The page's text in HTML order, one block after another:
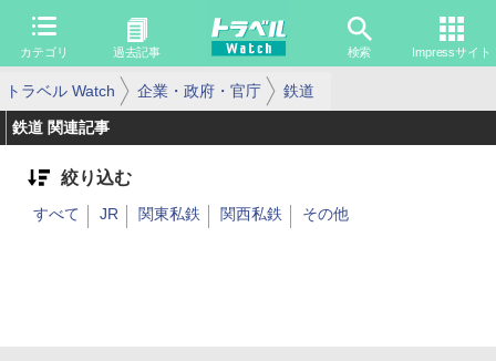
カテゴリ 過去記事 検索 Impressサイト
トラベル Watch 企業・政府・官庁 鉄道
鉄道 関連記事
絞り込む
すべて JR 関東私鉄 関西私鉄 その他